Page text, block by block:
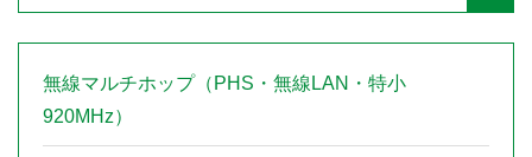
無線マルチホップ（PHS・無線LAN・特小
920MHz）